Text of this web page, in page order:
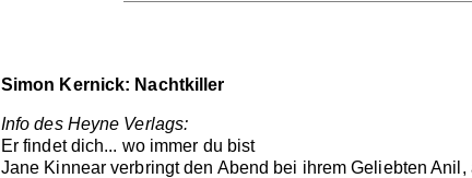
Simon Kernick: Nachtkiller
Info des Heyne Verlags:
Er findet dich... wo immer du bist
Jane Kinnear verbringt den Abend bei ihrem Geliebten